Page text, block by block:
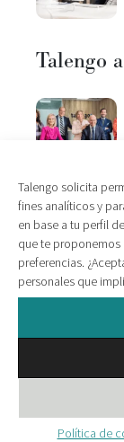
Talengo solicita
fines analíticos y
en base a tu perfil
que te proponemos
preferencias.
personales que
Política de
Talengo